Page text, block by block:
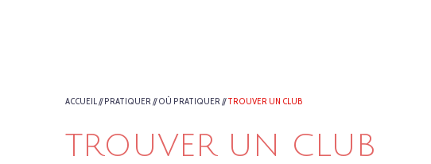
ACCUEIL//PRATIQUER//OÙ PRATIQUER//TROUVER UN CLUB
TROUVER UN CLUB